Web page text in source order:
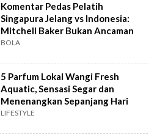
Komentar Pedas Pelatih
Singapura Jelang vs Indonesia:
Mitchell Baker Bukan Ancaman
BOLA
5 Parfum Lokal Wangi Fresh
Aquatic, Sensasi Segar dan
Menenangkan Sepanjang Hari
LIFESTYLE